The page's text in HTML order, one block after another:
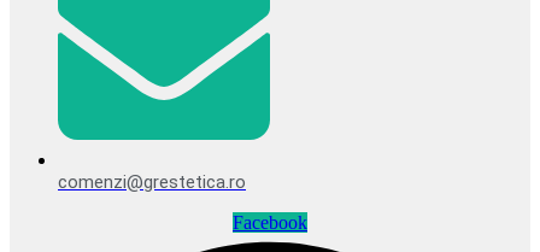
comenzi@grestetica.ro
Facebook